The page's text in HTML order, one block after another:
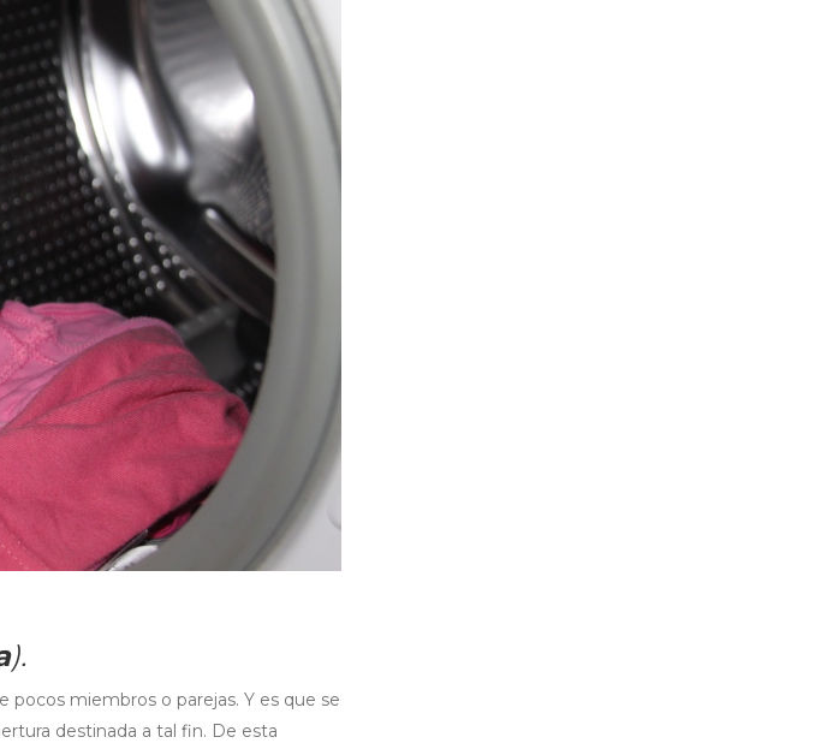
).
miembros o parejas. Y es que se
destinada a tal fin. De esta